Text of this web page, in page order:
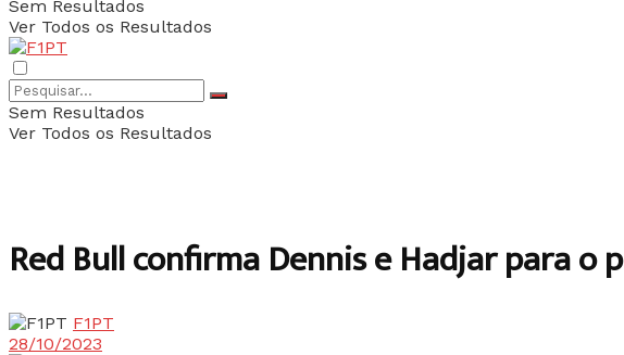
Sem Resultados
Ver Todos os Resultados
Sem Resultados
Ver Todos os Resultados
Red Bull confirma Dennis e Hadjar para
F1PT
28/10/2023